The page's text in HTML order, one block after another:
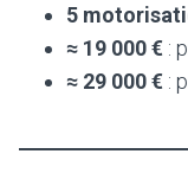
5
≈ 19 000 € :
≈ 29 000 € :